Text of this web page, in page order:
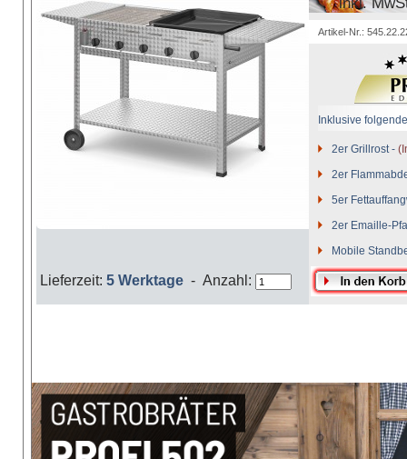
Lieferzeit: 5 Werktage - Anzahl:
Artikel-Nr.:
Inklusive
2er Grillrost -
2er
5er
2er Emaille-
Mobile
2